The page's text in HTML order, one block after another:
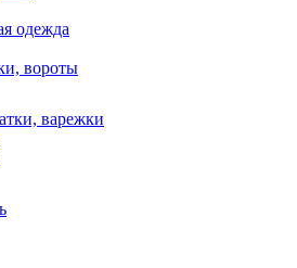
одежда
вороты
варежки